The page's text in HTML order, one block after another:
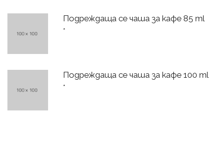
Подреждаща се чаша за кафе 85 ml
*
Подреждаща се чаша за кафе 100 ml
*